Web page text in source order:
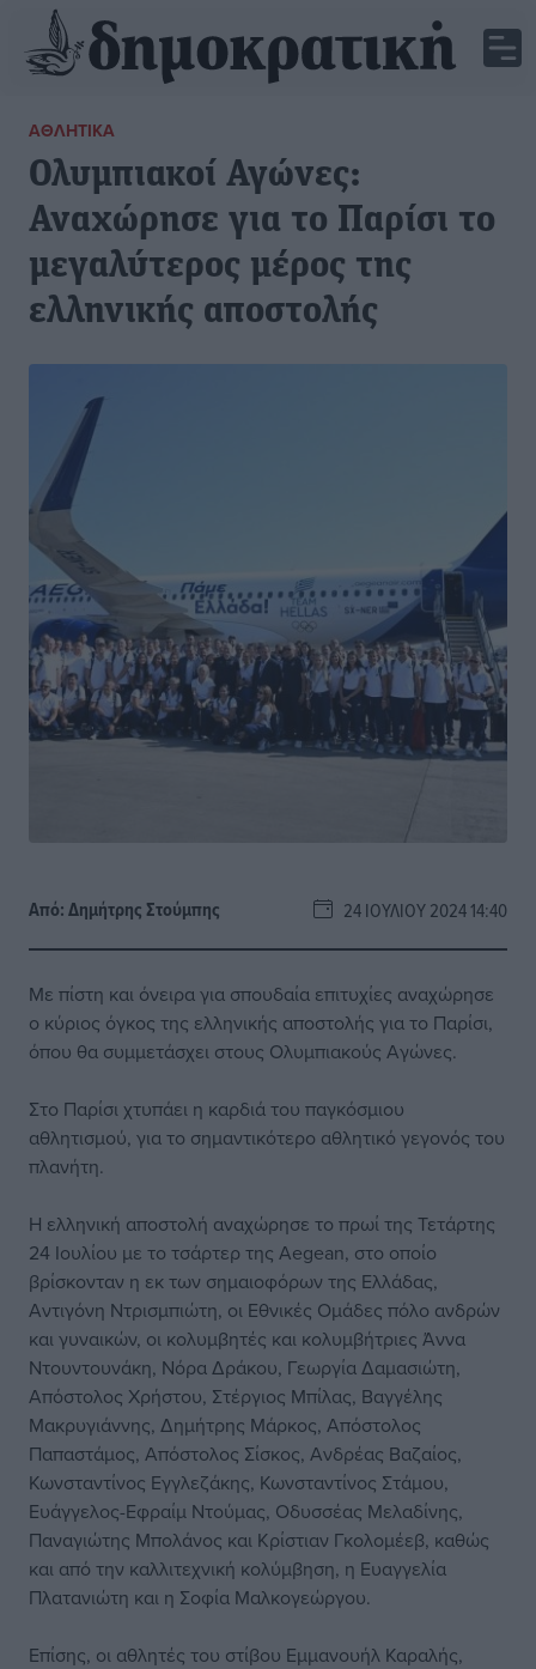
ΑΘΛΗΤΙΚΆ
Ολυμπιακοί Αγώνες:
Αναχώρησε για το Παρίσι το
μεγαλύτερος μέρος της
ελληνικής αποστολής
Από:Δημήτρης Στούμπης 24 ΙΟΥΛΊΟΥ 2024 14:40
Με πίστη και όνειρα για σπουδαία επιτυχίες αναχώρησε
ο κύριος όγκος της ελληνικής αποστολής για το Παρίσι,
όπου θα συμμετάσχει στους Ολυμπιακούς Αγώνες.
Στο Παρίσι χτυπάει η καρδιά του παγκόσμιου
αθλητισμού, για το σημαντικότερο αθλητικό γεγονός του
πλανήτη.
Η ελληνική αποστολή αναχώρησε το πρωί της Τετάρτης
24 Ιουλίου με το τσάρτερ της Aegean, στο οποίο
βρίσκονταν η εκ των σημαιοφόρων της Ελλάδας,
Αντιγόνη Ντρισμπιώτη, οι Εθνικές Ομάδες πόλο ανδρών
και γυναικών, οι κολυμβητές και κολυμβήτριες Άννα
Ντουντουνάκη, Νόρα Δράκου, Γεωργία Δαμασιώτη,
Απόστολος Χρήστου, Στέργιος Μπίλας, Βαγγέλης
Μακρυγιάννης, Δημήτρης Μάρκος, Απόστολος
Παπαστάμος, Απόστολος Σίσκος, Ανδρέας Βαζαίος,
Κωνσταντίνος Εγγλεζάκης, Κωνσταντίνος Στάμου,
Ευάγγελος-Εφραίμ Ντούμας, Οδυσσέας Μελαδίνης,
Παναγιώτης Μπολάνος και Κρίστιαν Γκολομέεβ, καθώς
και από την καλλιτεχνική κολύμβηση, η Ευαγγελία
Πλατανιώτη και η Σοφία Μαλκογεώργου.
Επίσης, οι αθλητές του στίβου Εμμανουήλ Καραλής,